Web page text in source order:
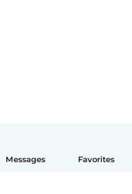
Messages Favorites